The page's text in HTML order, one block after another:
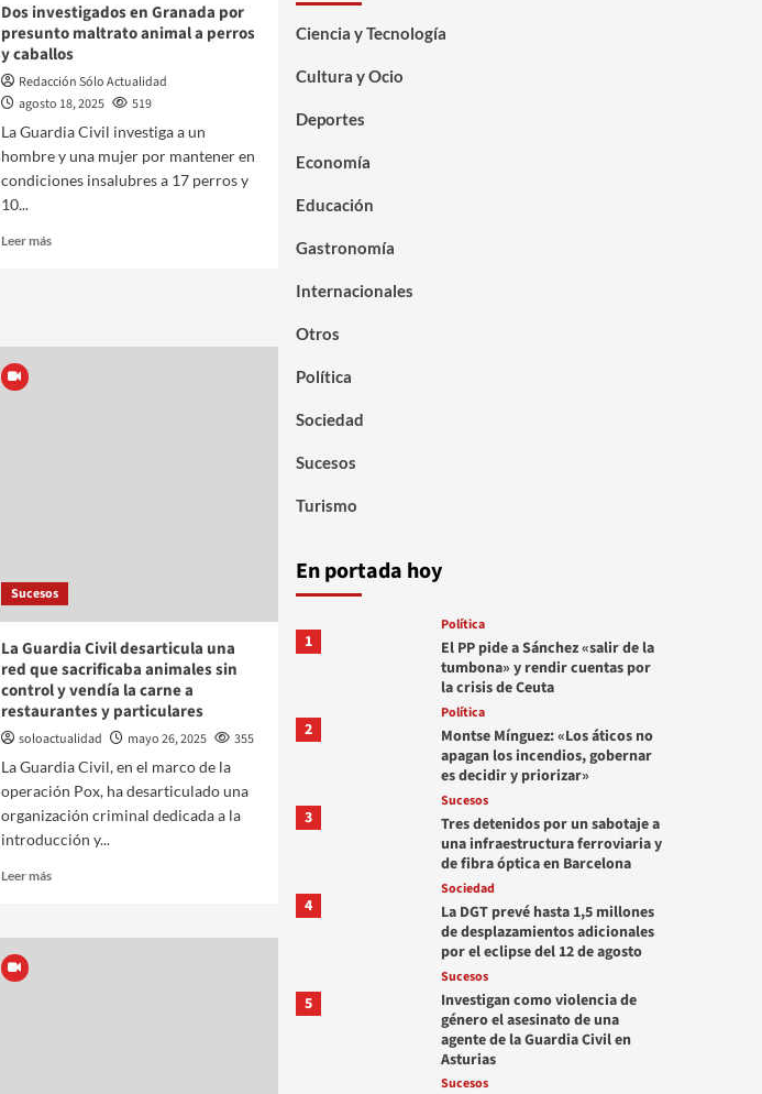
Dos investigados en Granada por
presunto maltrato animal a perros
y caballos
Redacción Sólo Actualidad
agosto 18, 2025
519
La Guardia Civil investiga a un
hombre y una mujer por mantener en
condiciones insalubres a 17 perros y
10...
Leer más
Sucesos
La Guardia Civil desarticula una
red que sacrificaba animales sin
control y vendía la carne a
restaurantes y particulares
soloactualidad mayo 26, 2025
355
La Guardia Civil, en el marco de la
operación Pox, ha desarticulado una
organización criminal dedicada a la
introducción y...
Leer más
Ciencia y Tecnología
Cultura y Ocio
Deportes
Economía
Educación
Gastronomía
Internacionales
Otros
Política
Sociedad
Sucesos
Turismo
En portada hoy
1
Política
El PP pide a Sánchez «salir de la
tumbona» y rendir cuentas por
la crisis de Ceuta
2
Política
Montse Mínguez: «Los áticos no
apagan los incendios, gobernar
es decidir y priorizar»
3
Sucesos
Tres detenidos por un sabotaje a
una infraestructura ferroviaria y
de fibra óptica en Barcelona
4
Sociedad
La DGT prevé hasta 1,5 millones
de desplazamientos adicionales
por el eclipse del 12 de agosto
5
Sucesos
Investigan como violencia de
género el asesinato de una
agente de la Guardia Civil en
Asturias
Sucesos